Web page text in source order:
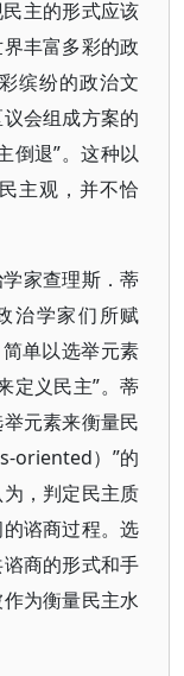
主的形式应该
丰富多彩的政
缤纷的政治文
会组成方案的
倒退”。这种以
主观，并不恰
家查理斯．蒂
治学家们所赋
单以选举元素
定义民主”。蒂
元素来衡量民
oriented）”的
，判定民主质
谘商过程。选
商的形式和手
为衡量民主水